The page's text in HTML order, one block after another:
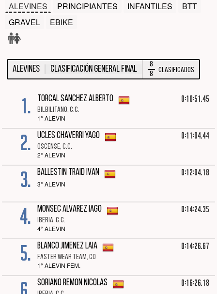
ALEVINES PRINCIPIANTES INFANTILES
BTT
GRAVEL
EBIKE
ALEVINES Clasificación general final
8
8
Clasificados
1. TORCAL SANCHEZ ALBERTO
BILBILITANO, C.C.
1° ALEVIN
0:10:51.45
2. UCLES CHAVERRI YAGO
OSCENSE, C.C.
2° ALEVIN
0:11:04.44
3. BALLESTIN TRAID IVAN
3° ALEVIN
0:12:04.18
4. MONSEC ALVAREZ IAGO
IBERIA, C.C.
4° ALEVIN
0:14:24.35
5. BLANCO JIMENEZ LAIA
FASTER WEAR TEAM, CD
1° ALEVIN FEM.
0:14:26.67
SORIANO REMON NICOLAS 0:16:26.18